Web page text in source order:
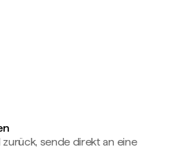
zurück, sende direkt an eine